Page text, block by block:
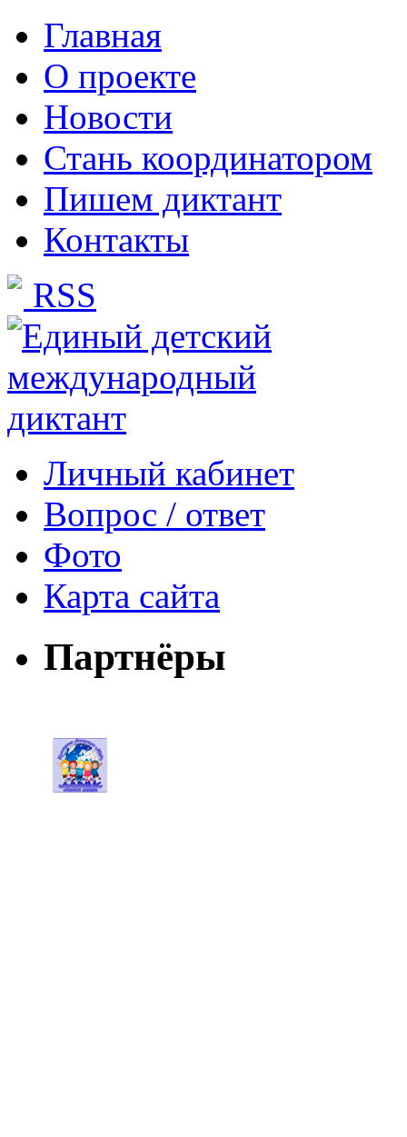
Главная
О проекте
Новости
Стань координатором
Пишем диктант
Контакты
RSS
Личный кабинет
Вопрос / ответ
Фото
Карта сайта
Партнёры